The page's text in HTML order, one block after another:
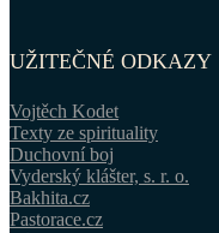
UŽITEČNÉ ODKAZY
Vojtěch Kodet
Texty ze spirituality
Duchovní boj
Vyderský klášter, s. r. o.
Bakhita.cz
Pastorace.cz